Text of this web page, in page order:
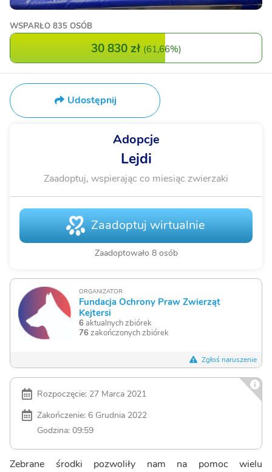
WSPARŁO 835 OSÓB
30 830 zł (61,66%)
Udostępnij
Adopcje
Lejdi
Zaadoptuj, wspierając co miesiąc zwierzaki
Zaadoptuj wirtualnie
Zaadoptowało 8 osób
ORGANIZATOR
Fundacja Ochrony Praw Zwierząt
Kejtersi
6aktualnych zbiórek
76zakończonych zbiórek
Zgłoś naruszenie
Rozpoczęcie: 27 Marca 2021
Zakończenie: 6 Grudnia 2022
Godzina: 09:59
Zebrane środki pozwoliły nam na pomoc wielu